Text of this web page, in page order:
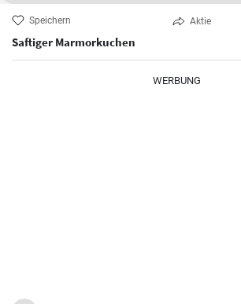
Speichern Aktie
Saftiger Marmorkuchen
WERBUNG